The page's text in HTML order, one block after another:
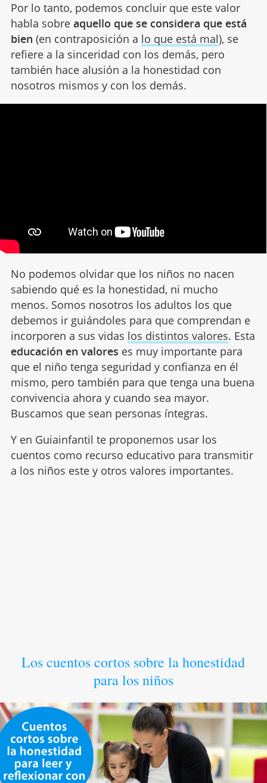
Por lo tanto, podemos concluir que este valor
habla sobre aquello que se considera que está
bien (en contraposición a lo que está mal), se
refiere a la sinceridad con los demás, pero
también hace alusión a la honestidad con
nosotros mismos y con los demás.
No podemos olvidar que los niños no nacen
sabiendo qué es la honestidad, ni mucho
menos. Somos nosotros los adultos los que
debemos ir guiándoles para que comprendan e
incorporen a sus vidas los distintos valores. Esta
educación en valores es muy importante para
que el niño tenga seguridad y confianza en él
mismo, pero también para que tenga una buena
convivencia ahora y cuando sea mayor.
Buscamos que sean personas íntegras.
Y en Guiainfantil te proponemos usar los
cuentos como recurso educativo para transmitir
a los niños este y otros valores importantes.
Los cuentos cortos sobre la honestidad
para los niños